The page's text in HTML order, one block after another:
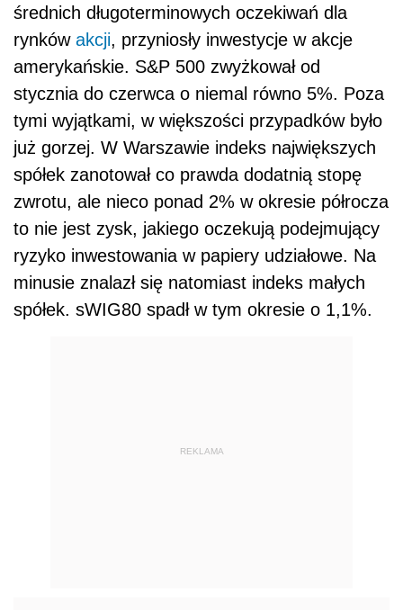
średnich długoterminowych oczekiwań dla
rynków akcji, przyniosły inwestycje w akcje
amerykańskie. S&P 500 zwyżkował od
stycznia do czerwca o niemal równo 5%. Poza
tymi wyjątkami, w większości przypadków było
już gorzej. W Warszawie indeks największych
spółek zanotował co prawda dodatnią stopę
zwrotu, ale nieco ponad 2% w okresie półrocza
to nie jest zysk, jakiego oczekują podejmujący
ryzyko inwestowania w papiery udziałowe. Na
minusie znalazł się natomiast indeks małych
spółek. sWIG80 spadł w tym okresie o 1,1%.
REKLAMA